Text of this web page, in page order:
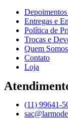
Entregas e
Política de
Trocas e
Quem Somos
Contato
Loja
(11) 99641-